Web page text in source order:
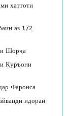
хаттоти
аз 172
Шорҷа
Қуръони
Фаронса
идораи